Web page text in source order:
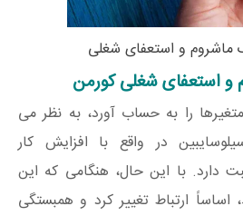
و استعفای شغلی
استعفای شغلی کورمن
را به حساب آورد، به نظر می
در واقع با افزایش کار
دارد. با این حال، هنگامی که این
اساساً ارتباط تغییر کرد و همبستگی